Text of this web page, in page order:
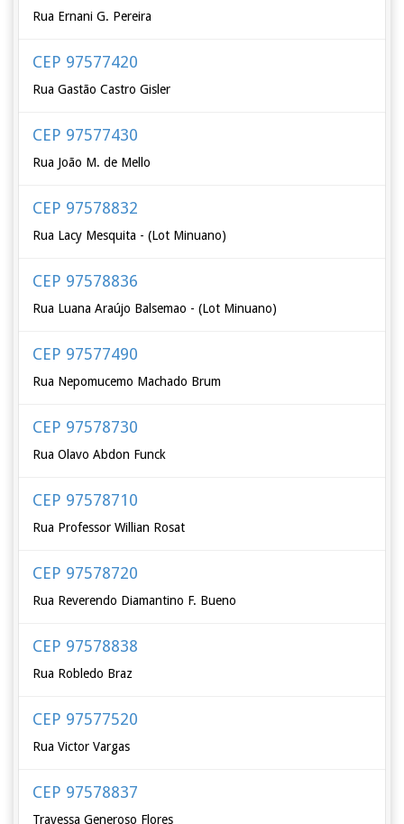
Rua Ernani G. Pereira
CEP 97577420
Rua Gastão Castro Gisler
CEP 97577430
Rua João M. de Mello
CEP 97578832
Rua Lacy Mesquita - (Lot Minuano)
CEP 97578836
Rua Luana Araújo Balsemao - (Lot Minuano)
CEP 97577490
Rua Nepomucemo Machado Brum
CEP 97578730
Rua Olavo Abdon Funck
CEP 97578710
Rua Professor Willian Rosat
CEP 97578720
Rua Reverendo Diamantino F. Bueno
CEP 97578838
Rua Robledo Braz
CEP 97577520
Rua Victor Vargas
CEP 97578837
Travessa Generoso Flores